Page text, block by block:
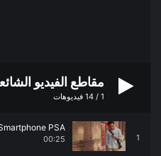
مقاطع الفيديو
1
/
14 فيديوهات
1
PSA
00:25